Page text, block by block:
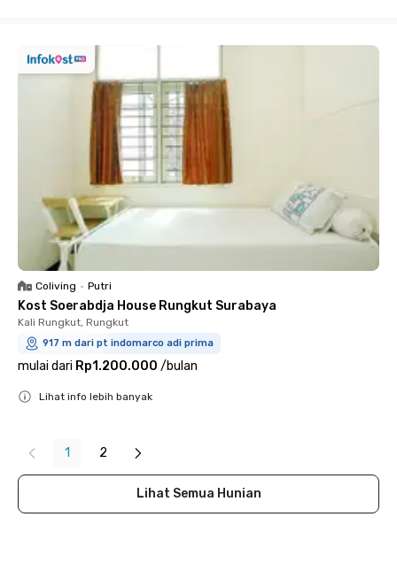
Coliving • Putri
Kost Soerabdja House Rungkut Surabaya
Kali Rungkut, Rungkut
917 m dari pt indomarco adi prima
mulai dari Rp1.200.000 /bulan
Lihat info lebih banyak
1 2
Lihat Semua Hunian